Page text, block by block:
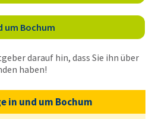
um Bochum
darauf hin, dass Sie ihn über
haben!
in und um Bochum